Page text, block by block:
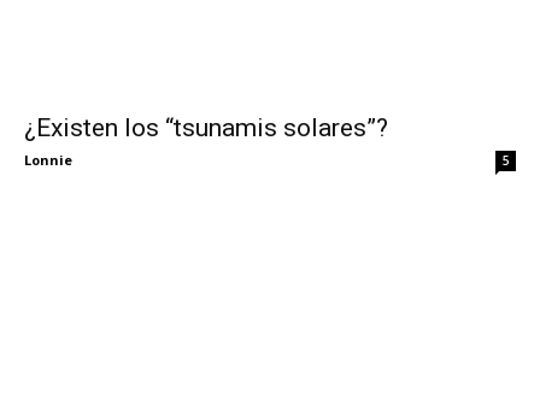
¿Existen los “tsunamis solares”?
Lonnie 5